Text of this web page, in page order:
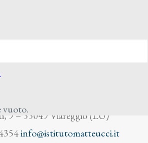
vuoto.
9 – 55049 Viareggio (LU)
info@istitutomatteucci.it